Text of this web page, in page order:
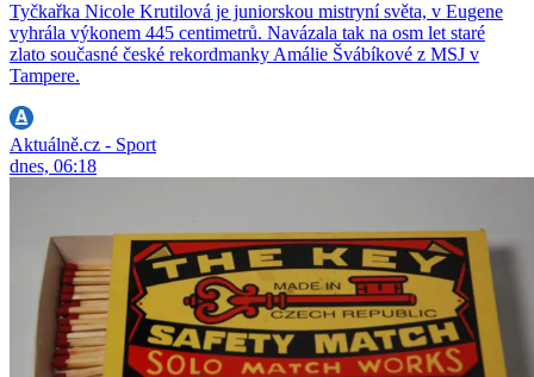
Tyčkařka Nicole Krutilová je juniorskou mistryní světa, v Eugene
vyhrála výkonem 445 centimetrů. Navázala tak na osm let staré
zlato současné české rekordmanky Amálie Švábíkové z MSJ v
Tampere.
Aktuálně.cz - Sport
dnes, 06:18